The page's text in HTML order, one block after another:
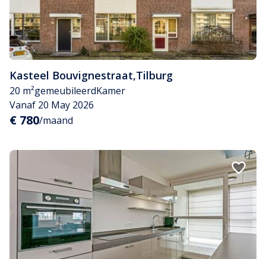
Kasteel Bouvignestraat,Tilburg
20 m²gemeubileerdKamer
Vanaf 20 May 2026
€ 780/maand